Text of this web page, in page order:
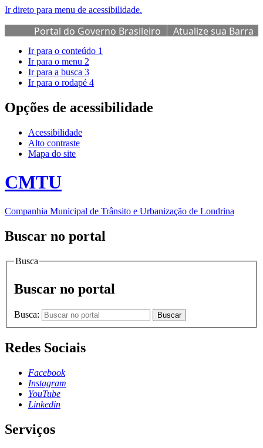
Ir direto para menu de acessibilidade.
Portal do Governo Brasileiro
Atualize sua Barra
de Governo
Ir para o conteúdo 1
Ir para o menu 2
Ir para a busca 3
Ir para o rodapé 4
Opções de acessibilidade
Acessibilidade
Alto contraste
Mapa do site
CMTU
Companhia Municipal de Trânsito e Urbanização de Londrina
Buscar no portal
Busca
Buscar no portal
Busca: Buscar
Redes Sociais
Facebook
Instagram
YouTube
Linkedin
Serviços